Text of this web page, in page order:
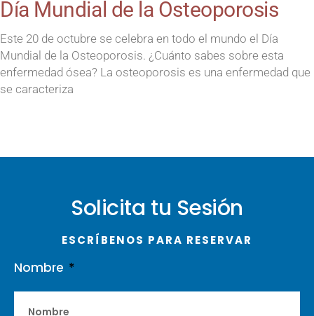
Día Mundial de la Osteoporosis
Este 20 de octubre se celebra en todo el mundo el Día
Mundial de la Osteoporosis. ¿Cuánto sabes sobre esta
enfermedad ósea? La osteoporosis es una enfermedad que
se caracteriza
Solicita tu Sesión
ESCRÍBENOS PARA RESERVAR
Nombre